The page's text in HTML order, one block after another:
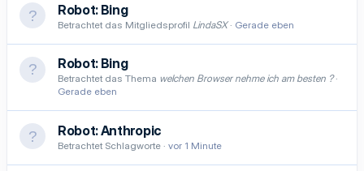
Robot: Bing
Betrachtet das Mitgliedsprofil LindaSX Gerade eben
Robot: Bing
Betrachtet das Thema welchen Browser nehme ich am besten ?
Gerade eben
Robot:Anthropic
Betrachtet Schlagworte vor 1 Minute